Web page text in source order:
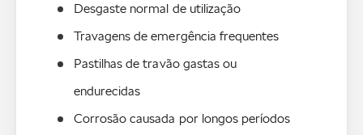
Desgaste normal de utilização
Travagens de emergência frequentes
Pastilhas de travão gastas ou
endurecidas
Corrosão causada por longos períodos